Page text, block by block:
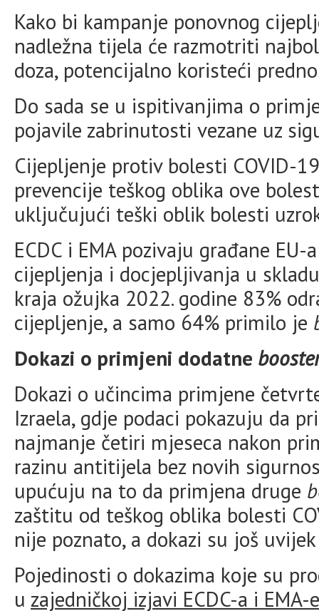
Kako bi kampanje ponovnog
nadležna tijela će razmotriti
doza, potencijalno koristeći
Do sada se u ispitivanjima o
pojavile zabrinutosti vezane uz
Cijepljenje protiv bolesti COVID-
prevencije teškog oblika ove
uključujući teški oblik bolesti
ECDC i EMA pozivaju građane
cijepljenja i docjepljivanja u
kraja ožujka 2022. godine 83%
cijepljenje, a samo 64% primilo je
Dokazi o primjeni dodatne
Dokazi o učincima primjene
Izraela, gdje podaci pokazuju da
najmanje četiri mjeseca nakon
razinu antitijela bez novih
upućuju na to da primjena druge
zaštitu od teškog oblika bolesti
nije poznato, a dokazi su još
Pojedinosti o dokazima koje su
u zajedničkoj izjavi ECDC-a i